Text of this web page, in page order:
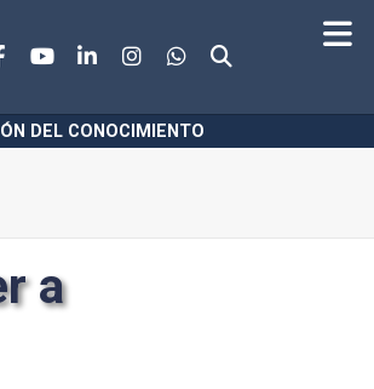
DEL CONOCIMIENTO
a